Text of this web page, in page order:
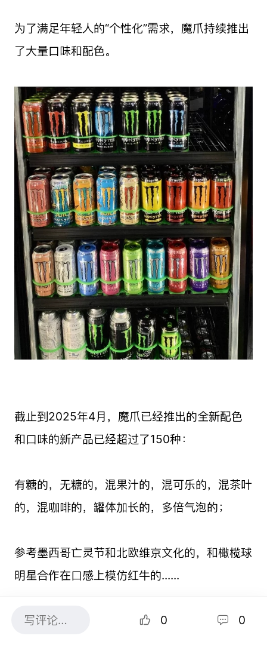
为了满足年轻人的“个性化”需求，魔爪持续推出
了大量口味和配色。
截止到2025年4月，魔爪已经推出的全新配色
和口味的新产品已经超过了150种：
有糖的，无糖的，混果汁的，混可乐的，混茶叶
的，混咖啡的，罐体加长的，多倍气泡的；
参考墨西哥亡灵节和北欧维京文化的，和橄榄球
明星合作在口感上模仿红牛的......
每一种口味都自带全新的罐身设计，其品类之间
0 0